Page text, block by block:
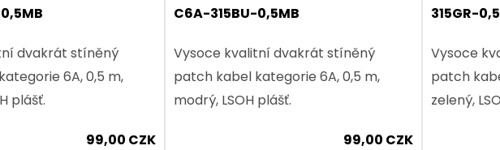
dvakrát stíněný
6A, 0,5 m,
plášť.
99,00 CZK
C6A-315BU-0,5MB
Vysoce kvalitní dvakrát stíněný
patch kabel kategorie 6A, 0,5 m,
modrý, LSOH plášť.
99,00 CZK
315GR-
Vysoce
patch
zelený,